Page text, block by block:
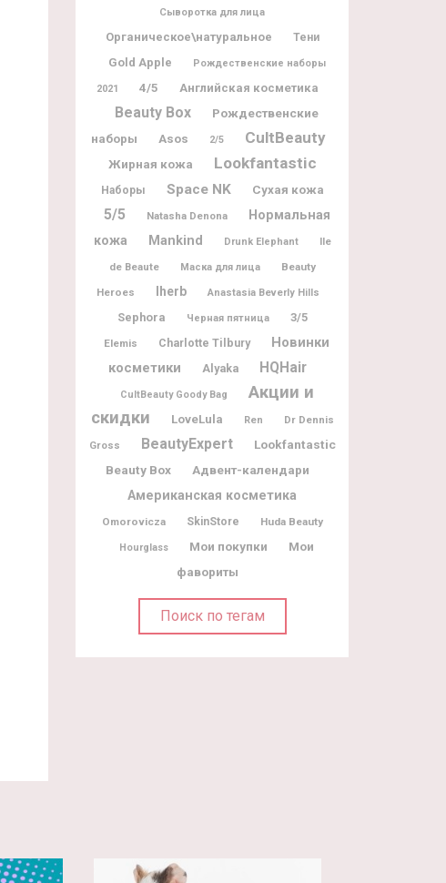
Сыворотка для лица
Органическое\натуральное Тени
Gold Apple Рождественские наборы
2021 4/5 Английская косметика
Beauty Box
Рождественские
наборы
Asos 2/5 CultBeauty
Жирная кожа Lookfantastic
Наборы Space NK Сухая кожа
5/5 Natasha Denona
Нормальная
кожа
Mankind Drunk Elephant
Ile
de Beaute
Маска для лица
Beauty
Heroes
Iherb Anastasia Beverly Hills
Sephora Черная пятница 3/5
Elemis Charlotte Tilbury
Новинки
косметики
Alyaka HQHair
CultBeauty Goody Bag
Акции и
скидки
LoveLula Ren
Dr Dennis
Gross
BeautyExpert
Lookfantastic
Beauty Box
Адвент-календари
Американская косметика
Omorovicza SkinStore Huda Beauty
Hourglass Мои покупки
Мои
фавориты
Поиск по тегам